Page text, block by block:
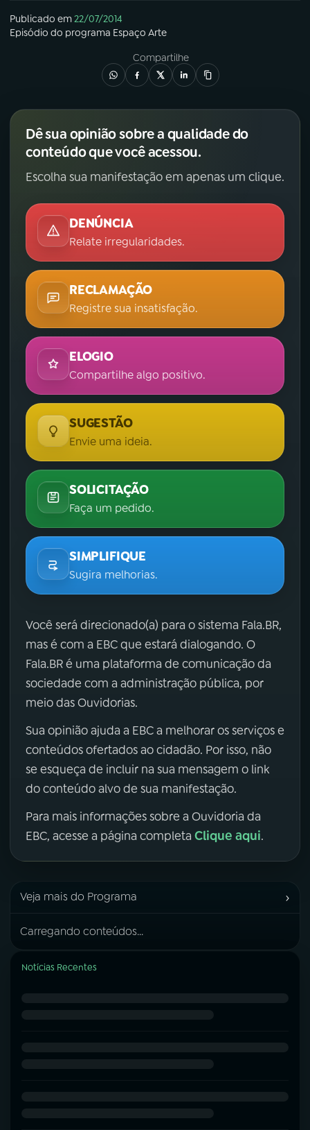
Publicado em22/07/2014
Episódio do programa Espaço Arte
Compartilhe
Dê sua opinião sobre a qualidade do
conteúdo que você acessou.
Escolha sua manifestação em apenas um clique.
DENÚNCIA
Relate irregularidades.
RECLAMAÇÃO
Registre sua insatisfação.
ELOGIO
Compartilhe algo positivo.
SUGESTÃO
Envie uma ideia.
SOLICITAÇÃO
Faça um pedido.
SIMPLIFIQUE
Sugira melhorias.
Você será direcionado(a) para o sistema Fala.BR,
mas é com a EBC que estará dialogando. O
Fala.BR é uma plataforma de comunicação da
sociedade com a administração pública, por
meio das Ouvidorias.
Sua opinião ajuda a EBC a melhorar os serviços e
conteúdos ofertados ao cidadão. Por isso, não
se esqueça de incluir na sua mensagem o link
do conteúdo alvo de sua manifestação.
Para mais informações sobre a Ouvidoria da
EBC, acesse a página completa Clique aqui.
Veja mais do Programa ›
Carregando conteúdos...
Notícias Recentes